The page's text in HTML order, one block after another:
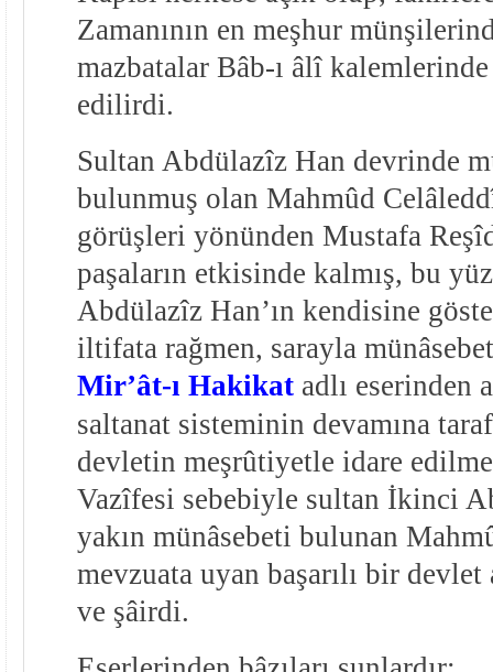
Zamanının en meşhur
mazbatalar Bâb-ı âlî
edilirdi.
Sultan Abdülazîz Han devrinde
bulunmuş olan Mahmûd
görüşleri yönünden Mustafa
paşaların etkisinde kalmış, bu
Abdülazîz Han’ın kendisine
iltifata rağmen, sarayla
Mir’ât-ı Hakikatadlı eserinden
saltanat sisteminin devamına
devletin meşrûtiyetle idare
Vazîfesi sebebiyle sultan İkinci
yakın münâsebeti bulunan
mevzuata uyan başarılı bir
ve şâirdi.